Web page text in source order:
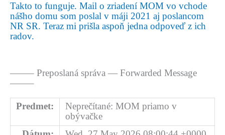
Takto to funguje. Mail o zriadení MOM vo vchode
nášho domu som poslal v máji 2021 aj poslancom
NR SR. Teraz mi prišla aspoň jedna odpoveď z ich
radov.
——– Preposlaná správa — Forwarded Message
——–
Predmet:
Neprečítané: MOM priamo v
obývačke